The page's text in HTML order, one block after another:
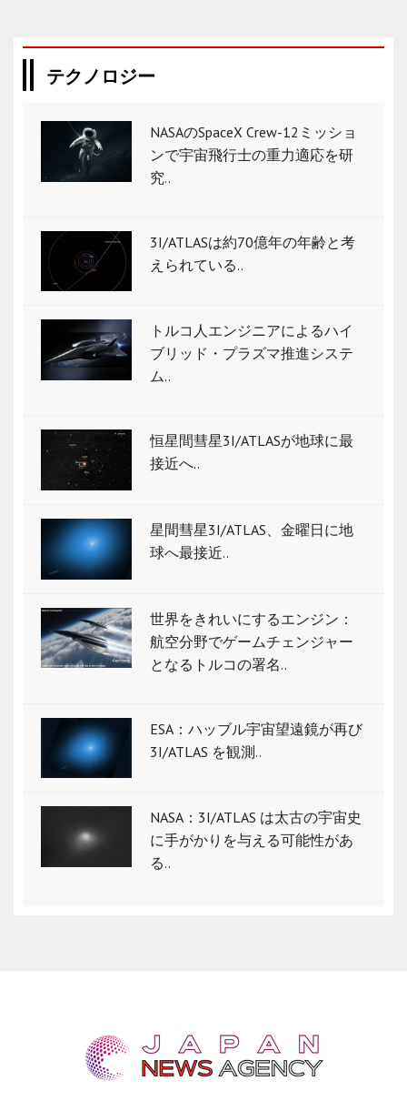
テクノロジー
NASAのSpaceX Crew-12ミッショ
ンで宇宙飛行士の重力適応を研
究..
3I/ATLASは約70億年の年齢と考
えられている..
トルコ人エンジニアによるハイ
ブリッド・プラズマ推進システ
ム..
恒星間彗星3I/ATLASが地球に最
接近へ..
星間彗星3I/ATLAS、金曜日に地
球へ最接近..
世界をきれいにするエンジン：
航空分野でゲームチェンジャー
となるトルコの署名..
ESA：ハッブル宇宙望遠鏡が再び
3I/ATLAS を観測..
NASA：3I/ATLAS は太古の宇宙史
に手がかりを与える可能性があ
る..